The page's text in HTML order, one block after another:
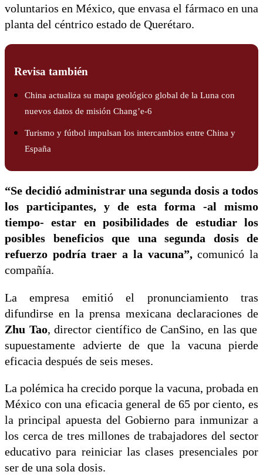
voluntarios en México, que envasa el fármaco en una
planta del céntrico estado de Querétaro.
Revisa también
China actualiza su mapa geológico global de la Luna con
nuevos datos de misión Chang’e-6
Turismo y fútbol impulsan los intercambios entre China y
España
“Se decidió administrar una segunda dosis a todos
los participantes, y de esta forma -al mismo
tiempo- estar en posibilidades de estudiar los
posibles beneficios que una segunda dosis de
refuerzo podría traer a la vacuna”,comunicó la
compañía.
La empresa emitió el pronunciamiento tras
difundirse en la prensa mexicana declaraciones de
Zhu Tao, director científico de CanSino, en las que
supuestamente advierte de que la vacuna pierde
eficacia después de seis meses.
La polémica ha crecido porque la vacuna, probada en
México con una eficacia general de 65 por ciento, es
la principal apuesta del Gobierno para inmunizar a
los cerca de tres millones de trabajadores del sector
educativo para reiniciar las clases presenciales por
ser de una sola dosis.